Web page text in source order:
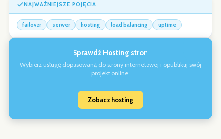
NAJWAŻNIEJSZE POJĘCIA
failover serwer hosting load balancing uptime
Sprawdź Hosting stron
Wybierz usługę dopasowaną do strony internetowej i opublikuj swój
projekt online.
Zobacz hosting